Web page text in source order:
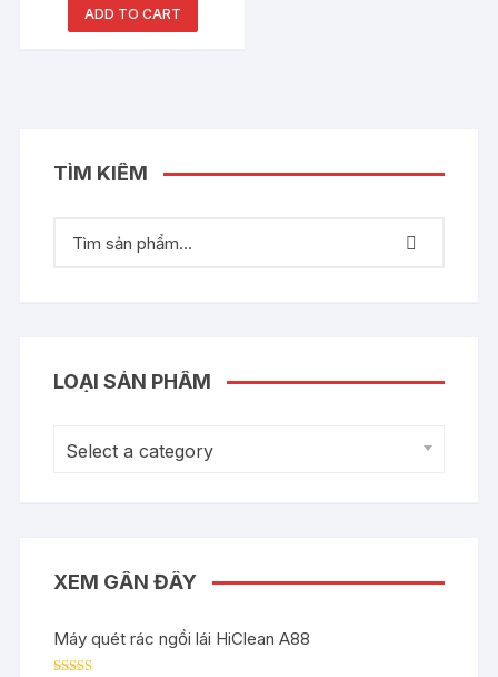
ADD TO CART
TÌM KIẾM
LOẠI SẢN PHẨM
Select a category
XEM GẦN ĐÂY
Máy quét rác ngồi lái HiClean A88